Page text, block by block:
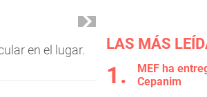
en el lugar. LAS MÁS
MEF ha
Cepanim